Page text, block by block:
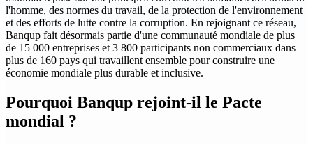
l'homme, des normes du travail, de la protection de l'environnement
et des efforts de lutte contre la corruption. En rejoignant ce réseau,
Banqup fait désormais partie d'une communauté mondiale de plus
de 15 000 entreprises et 3 800 participants non commerciaux dans
plus de 160 pays qui travaillent ensemble pour construire une
économie mondiale plus durable et inclusive.
Pourquoi Banqup rejoint-il le Pacte
mondial ?